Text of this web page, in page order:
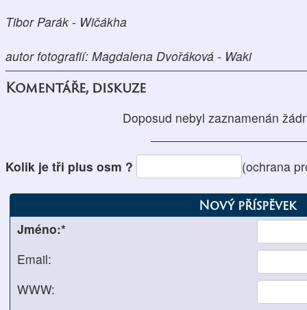
Tibor Parák - Wičákha
autor fotografií: Magdalena Dvořáková - Waki
Komentáře, diskuze
Doposud nebyl zaznamenán
Kolik je tři plus osm ? (ochrana
Nový příspěvek
Jméno:*
Email:
WWW: